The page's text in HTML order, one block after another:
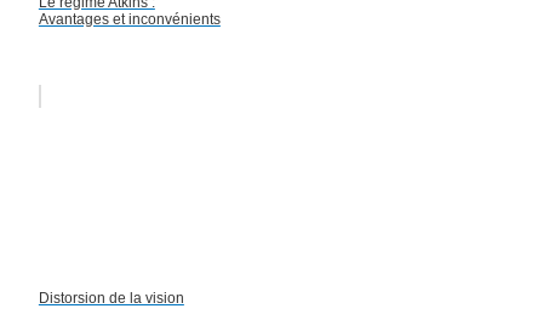
Avantages et inconvénients
Distorsion de la vision